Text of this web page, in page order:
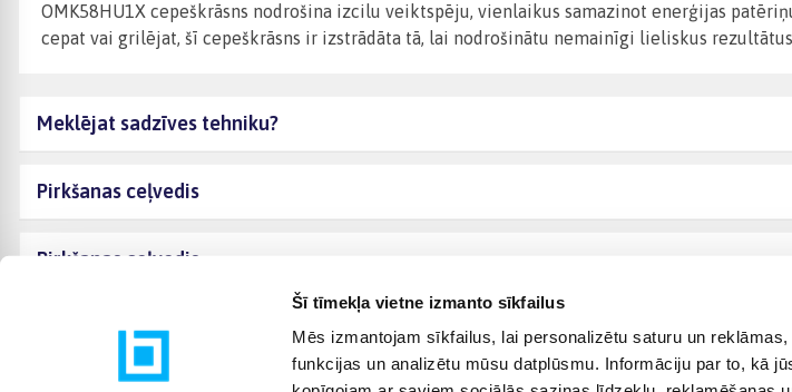
Šī tīmekļa vietne izmanto sīkfailus
Mēs izmantojam sīkfailus, lai personalizētu saturu un
funkcijas un analizētu mūsu datplūsmu. Informāciju par to, kā
OMK58HU1X cepeškrāsns nodrošina izcilu veiktspēju, vienlaikus samazinot enerģijas
cepat vai grilējat, šī cepeškrāsns ir izstrādāta tā, lai nodrošinātu nemainīgi lieliskus
Meklējat sadzīves tehniku?
Pirkšanas ceļvedis
Pirkšanas ceļvedis